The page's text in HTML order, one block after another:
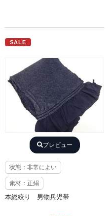
SALE
プレビュー
状態：非常によい
素材：正絹
本総絞り 男物兵児帯